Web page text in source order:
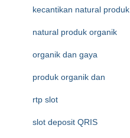
kecantikan natural produk
natural produk organik
organik dan gaya
produk organik dan
rtp slot
slot deposit QRIS